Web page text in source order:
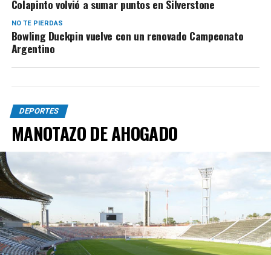
Colapinto volvió a sumar puntos en Silverstone
NO TE PIERDAS
Bowling Duckpin vuelve con un renovado Campeonato
Argentino
DEPORTES
MANOTAZO DE AHOGADO